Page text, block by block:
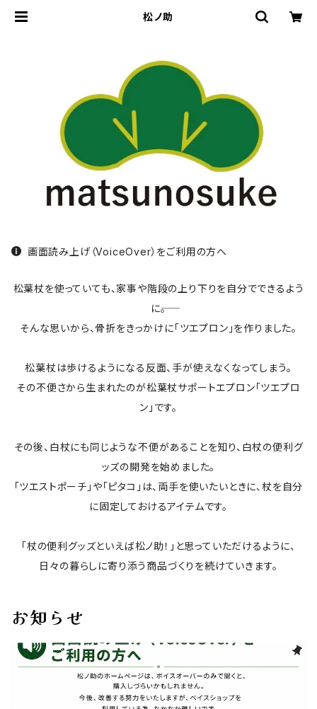
松ノ助
画面読み上げ（VoiceOver）をご利用の方へ
松葉杖を使っていても、家事や階段の上り下りを自分でできるよう
に――。
そんな思いから、骨折をきっかけに「ツエプロン」を作りました。
松葉杖は歩けるようになる反面、手が使えなくなってしまう。
その不便さから生まれたのが松葉杖サポートエプロン「ツエプロ
ン」です。
その後、白杖にも同じような不便があることを知り、白杖の便利グ
ッズの開発を始めました。
「ツエストポーチ」や「ピタコ」は、両手を使いたいときに、杖を自分
に固定しておけるアイテムです。
「杖の便利グッズといえば松ノ助！」と思っていただけるように、
日々の暮らしに寄り添う商品づくりを続けていきます。
お知らせ